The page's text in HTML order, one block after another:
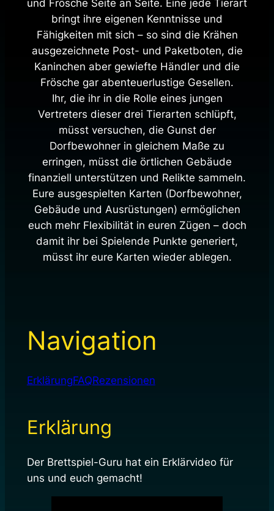
und Frösche Seite an Seite. Eine jede Tierart
bringt ihre eigenen Kenntnisse und
Fähigkeiten mit sich – so sind die Krähen
ausgezeichnete Post- und Paketboten, die
Kaninchen aber gewiefte Händler und die
Frösche gar abenteuerlustige Gesellen.
Ihr, die ihr in die Rolle eines jungen
Vertreters dieser drei Tierarten schlüpft,
müsst versuchen, die Gunst der
Dorfbewohner in gleichem Maße zu
erringen, müsst die örtlichen Gebäude
finanziell unterstützen und Relikte sammeln.
Eure ausgespielten Karten (Dorfbewohner,
Gebäude und Ausrüstungen) ermöglichen
euch mehr Flexibilität in euren Zügen – doch
damit ihr bei Spielende Punkte generiert,
müsst ihr eure Karten wieder ablegen.
Navigation
ErklärungFAQRezensionen
Erklärung
Der Brettspiel-Guru hat ein Erklärvideo für
uns und euch gemacht!